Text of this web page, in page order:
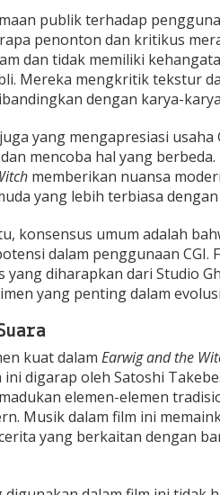
publik terhadap
penonton dan kritikus
dan tidak memiliki
Mereka mengkritik tekstur
dengan karya-
yang mengapresiasi
mencoba hal yang
memberikan nuansa
yang lebih terbiasa dengan
konsensus umum adalah
dalam penggunaan CGI.
yang diharapkan dari Studio
yang penting dalam
kuat dalam Earwig and the
digarap oleh Satoshi
elemen-elemen
Musik dalam film ini
yang berkaitan dengan